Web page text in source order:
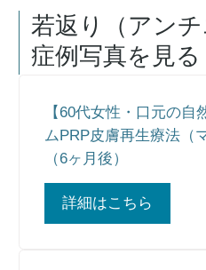
若返り（アンチ
症例写真を見る
【60代女性・口元の
ムPRP皮膚再生療法（
（6ヶ月後）
詳細はこちら